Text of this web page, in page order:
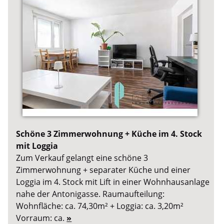
Schöne 3 Zimmerwohnung + Küche im 4. Stock
mit Loggia
Zum Verkauf gelangt eine schöne 3
Zimmerwohnung + separater Küche und einer
Loggia im 4. Stock mit Lift in einer Wohnhausanlage
nahe der Antonigasse. Raumaufteilung:
Wohnfläche: ca. 74,30m² + Loggia: ca. 3,20m²
Vorraum: ca. »